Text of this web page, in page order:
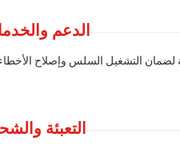
الدعم
لضمان التشغيل السلس وإصلاح
التعبئة